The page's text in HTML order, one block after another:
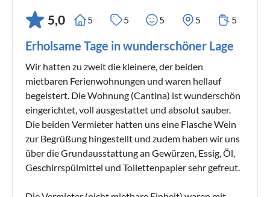
5,0 5 5 5 5 5
Erholsame Tage in wunderschöner Lage
Wir hatten zu zweit die kleinere, der beiden
mietbaren Ferienwohnungen und waren hellauf
begeistert. Die Wohnung (Cantina) ist wunderschön
eingerichtet, voll ausgestattet und absolut sauber.
Die beiden Vermieter hatten uns eine Flasche Wein
zur Begrüßung hingestellt und zudem haben wir uns
über die Grundausstattung an Gewürzen, Essig, Öl,
Geschirrspülmittel und Toilettenpapier sehr gefreut.